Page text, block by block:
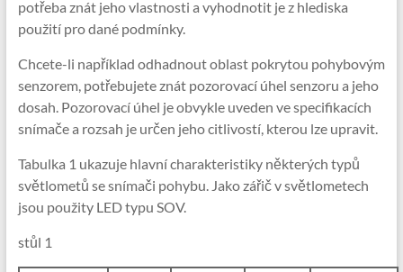
potřeba znát jeho vlastnosti a vyhodnotit je z hlediska
použití pro dané podmínky.
Chcete-li například odhadnout oblast pokrytou pohybovým
senzorem, potřebujete znát pozorovací úhel senzoru a jeho
dosah. Pozorovací úhel je obvykle uveden ve specifikacích
snímače a rozsah je určen jeho citlivostí, kterou lze upravit.
Tabulka 1 ukazuje hlavní charakteristiky některých typů
světlometů se snímači pohybu. Jako zářič v světlometech
jsou použity LED typu SOV.
stůl 1